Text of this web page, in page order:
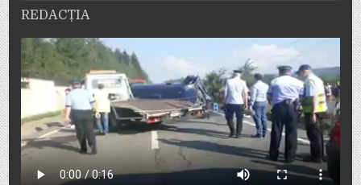
REDACȚIA